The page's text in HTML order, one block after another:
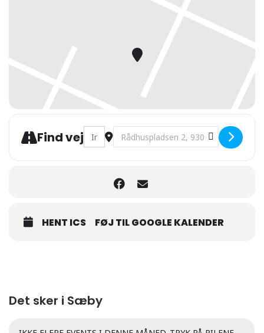
Find vej Address - Luk op… [ZT0ADhzgC]
Destination Address - Luk op…
HENT ICS FØJ TIL GOOGLE KALENDER
Det sker i Sæby